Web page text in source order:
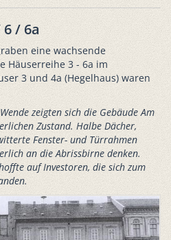
/ 6a
eine wachsende
Häuserreihe 3 - 6a im
3 und 4a (Hegelhaus) waren
zeigten sich die Gebäude Am
Zustand. Halbe Dächer,
Fenster- und Türrahmen
an die Abrissbirne denken.
auf Investoren, die sich zum